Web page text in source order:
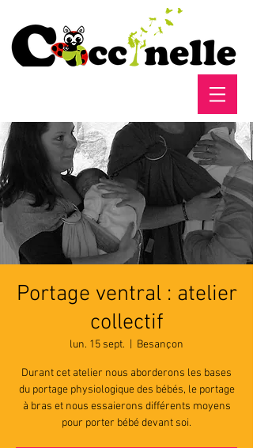
Portage ventral : atelier
collectif
lun. 15 sept. Besançon
Durant cet atelier nous aborderons les bases
du portage physiologique des bébés, le portage
à bras et nous essaierons différents moyens
pour porter bébé devant soi.